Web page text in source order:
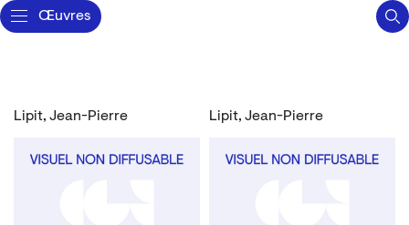
Œuvres
Lipit, Jean-Pierre Lipit, Jean-Pierre